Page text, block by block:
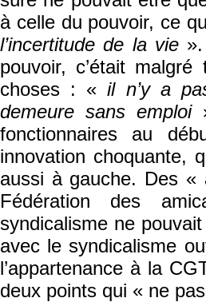
à celle du pouvoir, ce
l’incertitude de la vie
pouvoir, c’était
choses : «il n’y a
demeure sans emploi
fonctionnaires au
innovation choquante,
aussi à gauche. Des «
Fédération des
syndicalisme ne
avec le syndicalisme
l’appartenance à la
deux points qui « ne